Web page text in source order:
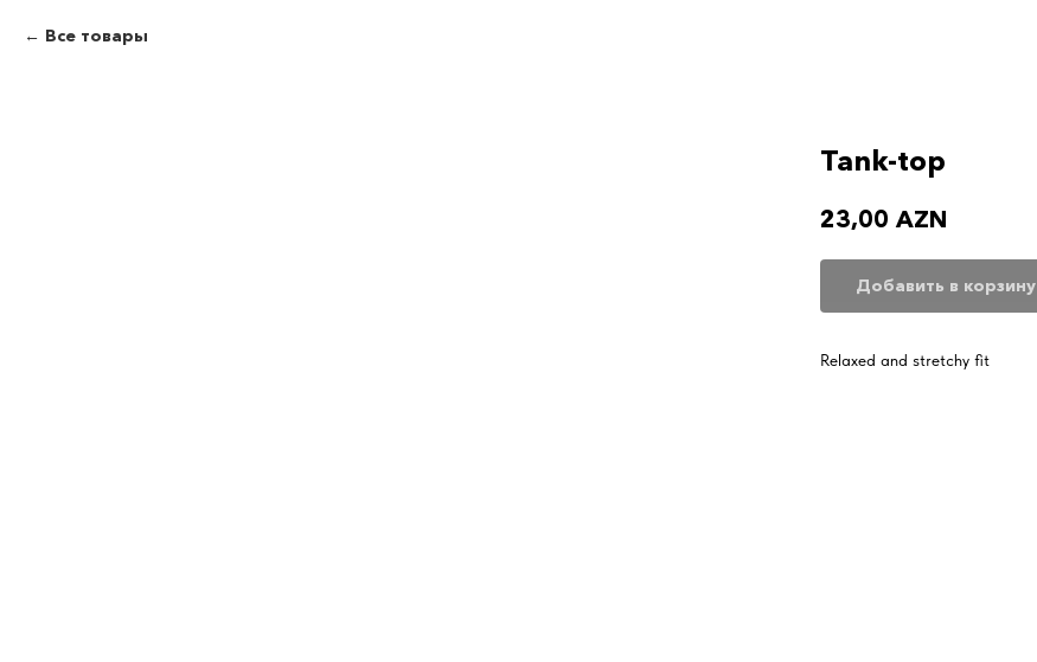
Все товары
Tank-top
23,00 AZN
Добавить в корзину
Relaxed and stretchy fit